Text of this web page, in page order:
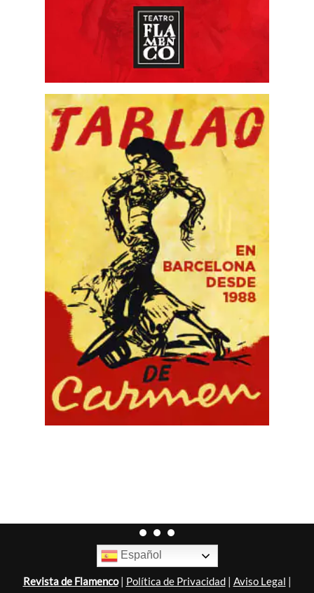
Español
Revista de Flamenco| Política de Privacidad| Aviso Legal |